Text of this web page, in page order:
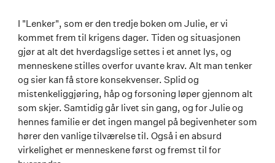
I "Lenker", som er den tredje boken om Julie, er vi
kommet frem til krigens dager. Tiden og situasjonen
gjør at alt det hverdagslige settes i et annet lys, og
menneskene stilles overfor uvante krav. Alt man tenker
og sier kan få store konsekvenser. Splid og
mistenkeliggjøring, håp og forsoning løper gjennom alt
som skjer. Samtidig går livet sin gang, og for Julie og
hennes familie er det ingen mangel på begivenheter som
hører den vanlige tilværelse til. Også i en absurd
virkelighet er menneskene først og fremst til for